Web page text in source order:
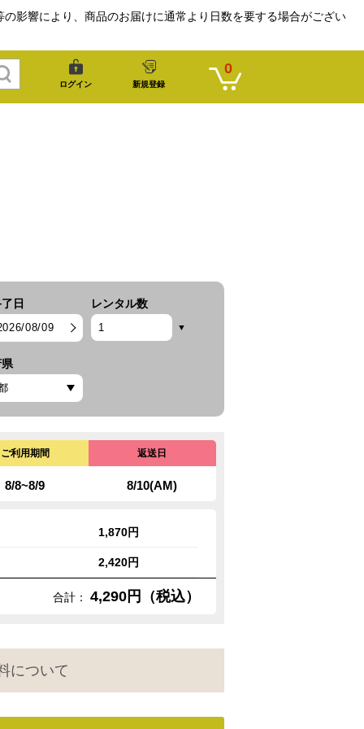
影響により、商品のお届けに通常より日数を要する場合がござい
ログイン 新規登録
0
日
08/09
レンタル数
ご利用期間
8/8~8/9
返送日
8/10(AM)
1,870円
2,420円
合計： 4,290円（税込）
について